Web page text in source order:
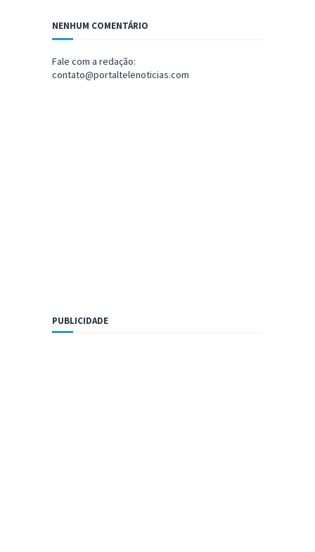
NENHUM COMENTÁRIO
Fale com a redação:
contato@portaltelenoticias.com
PUBLICIDADE